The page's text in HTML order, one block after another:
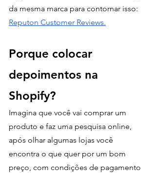
da mesma marca para contornar isso:
Reputon Customer Reviews.
Porque colocar
depoimentos na
Shopify?
Imagina que você vai comprar um
produto e faz uma pesquisa online,
após olhar algumas lojas você
encontra o que quer por um bom
preço, com condições de pagamento